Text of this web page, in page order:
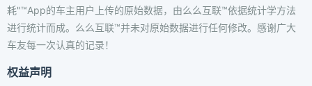
耗"™App的车主用户上传的原始数据，由么么互联™依据统计学方法
进行统计而成。么么互联™并未对原始数据进行任何修改。感谢广大
车友每一次认真的记录！
权益声明